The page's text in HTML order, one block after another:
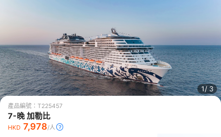
1/3
產品編號： T225457
7-晚 加勒比
HKD 7,978/人